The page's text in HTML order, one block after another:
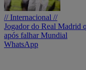
// Internacional //
Jogador do Real Madrid
após falhar Mundial
WhatsApp